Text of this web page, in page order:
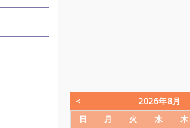
2026年8月
日 月 火 水 木